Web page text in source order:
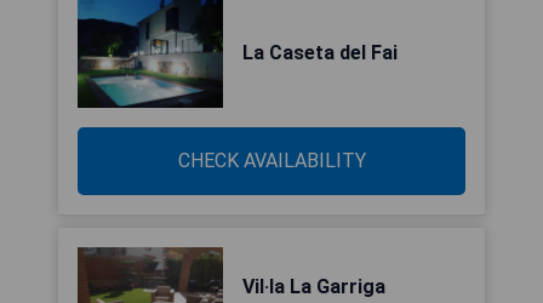
La Caseta del Fai
CHECK AVAILABILITY
Vil·la La Garriga